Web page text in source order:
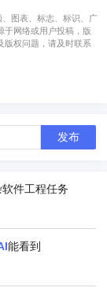
图表、标志、标识、广
于网络或用户投稿，版
版权问题，请及时联系
发布
件工程任务
能看到